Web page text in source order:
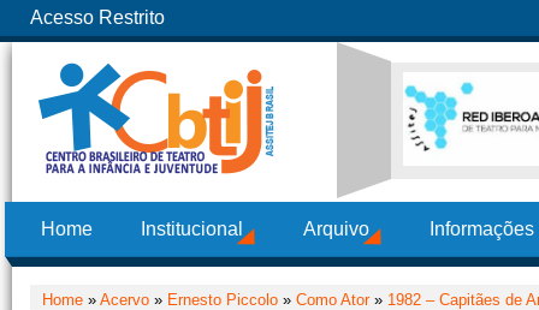
Acesso Restrito
Home Institucional Arquivo
Home » Acervo » Ernesto Piccolo » Como Ator» 1982 – Capitães de